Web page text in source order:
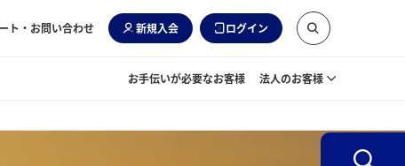
ト・お問い合わせ 新規入会 ログイン
お手伝いが必要なお客様 法人のお客様